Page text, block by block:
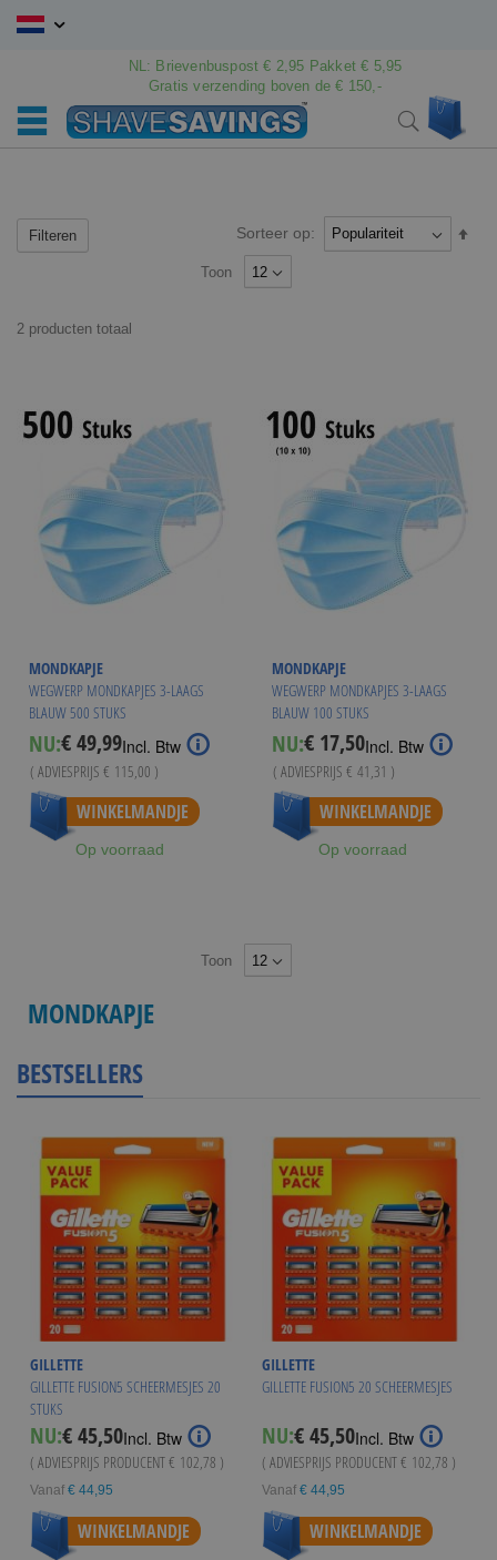
Ga
NL: Brievenbuspost € 2,95 Pakket € 5,95
Gratis verzending boven de € 150,-
Search
Toon
Sorteer op:
2 producten totaal
MONDKAPJE
WEGWERP MONDKAPJES 3-LAAGS
BLAUW 500 STUKS
NU:Special
Price
€ 49,99Incl. Btw
( ADVIESPRIJS € 115,00 )
WINKELMANDJE
Op voorraad
MONDKAPJE
WEGWERP MONDKAPJES 3-LAAGS
BLAUW 100 STUKS
NU:Special
Price
€ 17,50Incl. Btw
( ADVIESPRIJS € 41,31 )
WINKELMANDJE
Op voorraad
Toon
MONDKAPJE
BESTSELLERS
GILLETTE
GILLETTE FUSION5 SCHEERMESJES 20
STUKS
NU:€ 45,50Incl. Btw
( ADVIESPRIJS PRODUCENT€ 102,78 )
Vanaf € 44,95
WINKELMANDJE
GILLETTE
GILLETTE FUSION5 20 SCHEERMESJES
NU:€ 45,50Incl. Btw
( ADVIESPRIJS PRODUCENT€ 102,78 )
Vanaf € 44,95
WINKELMANDJE
Filteren